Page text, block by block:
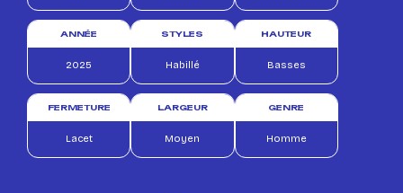
ANNÉE
2025
STYLES
Habillé
HAUTEUR
Basses
FERMETURE
Lacet
LARGEUR
Moyen
GENRE
Homme